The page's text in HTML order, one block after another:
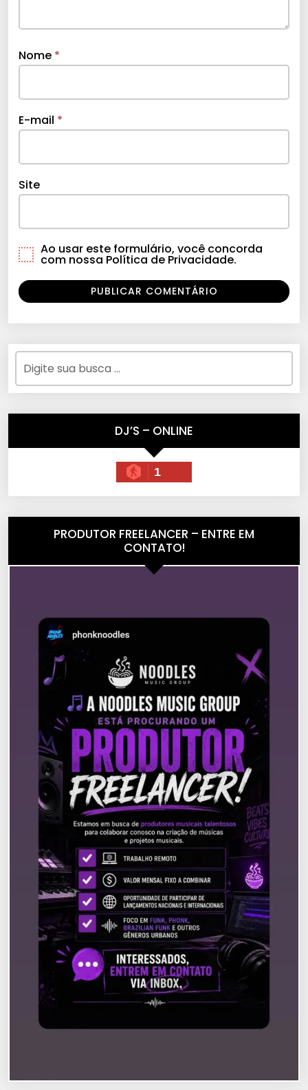
Nome *
E-mail *
Site
Ao usar este formulário, você concorda
com nossa Política de Privacidade.
DJ’S – ONLINE
1
PRODUTOR FREELANCER – ENTRE EM
CONTATO!